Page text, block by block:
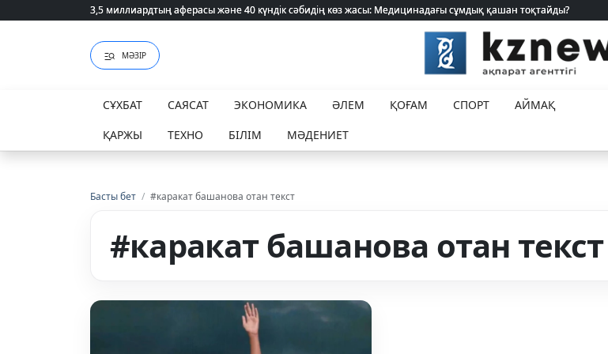
3,5 миллиардтың аферасы және 40 күндік сәбидің көз жасы: Медицинадағы сұмдық қашан тоқтайды?
3,5 миллиардтың аферасы және 40 күндік сәбидің көз жасы: Медицинадағы сұмдық қашан тоқтайды?
МӘЗІР
СҰХБАТ САЯСАТ ЭКОНОМИКА ӘЛЕМ ҚОҒАМ СПОРТ
АЙМАҚ
ҚАРЖЫ
ТЕХНО БІЛІМ МӘДЕНИЕТ
Басты бет / #каракат башанова отан текст
#каракат башанова отан текст